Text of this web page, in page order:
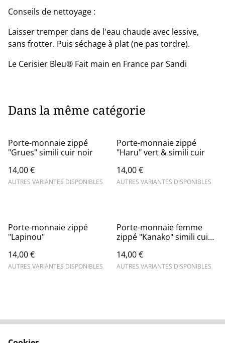
Conseils de nettoyage :
Laisser tremper dans de l'eau chaude avec lessive,
sans frotter. Puis séchage à plat (ne pas tordre).
Le Cerisier Bleu® Fait main en France par Sandi
Dans la même catégorie
Porte-monnaie zippé
"Grues" simili cuir noir
14,00 €
AUTRES VARIANTES DISPONIBLES
Porte-monnaie zippé
"Haru" vert & simili cuir
14,00 €
AUTRES VARIANTES DISPONIBLES
Porte-monnaie zippé
"Lapinou"
14,00 €
AUTRES VARIANTES DISPONIBLES
Porte-monnaie femme
zippé "Kanako" simili cuir
14,00 €
AUTRES VARIANTES DISPONIBLES